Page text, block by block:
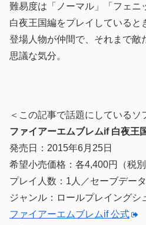
難易度は「ノーマル」「フェニ
白夜王国編をプレイしていると
登場人物が仲間で、それまで敵
思議な気分。
＜この記事で話題にしているソ
ファイアーエムブレムif 白夜王
発売日：2015年6月25日
希望小売価格：各4,400円（税別
プレイ人数：1人／セーブデー
ジャンル：ロールプレイングシ
ファイアーエムブレムif 公式